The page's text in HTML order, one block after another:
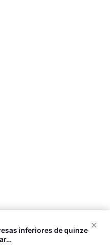
×
inferiores de quinze